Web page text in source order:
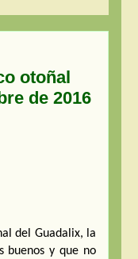
otoñal
de 2016
del Guadalix, la
buenos y que no